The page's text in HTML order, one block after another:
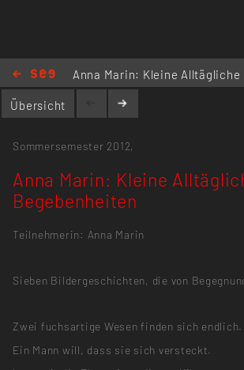
Anna Marin: Kleine Alltägliche
Begebenheiten
Übersicht
Sommersemester 2012,
Anna Marin: Kleine
Begebenheiten
Teilnehmerin: Anna Marin
Sieben Bildergeschichten, die von
Zwei fuchsartige Wesen finden sich endlich.
Ein Mann will, dass sie sich versteckt.